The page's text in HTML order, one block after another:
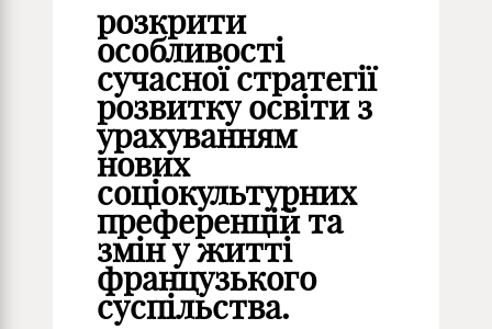
розкрити
особливості
сучасної стратегії
розвитку освіти з
урахуванням
нових
соціокультурних
преференцій та
змін у житті
французького
суспільства.